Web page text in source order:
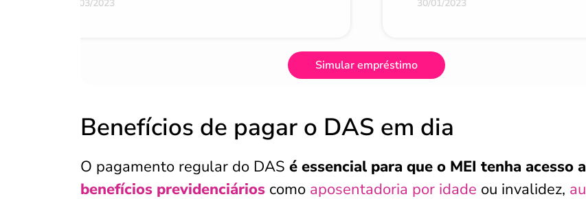
07/03/2023 30/01/2023
Simular empréstimo
Benefícios de pagar o DAS em dia
O pagamento regular do DAS é essencial para que o MEI tenha acesso a
benefícios previdenciários como aposentadoria por idade ou invalidez,